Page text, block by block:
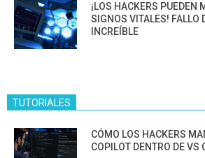
¡LOS HACKERS PUEDEN
SIGNOS VITALES! FALLO
INCREÍBLE
TUTORIALES
CÓMO LOS HACKERS
COPILOT DENTRO DE VS